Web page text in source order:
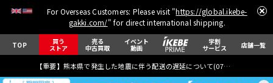
For Overseas Customers: Please visit "https://global.ikebe-
gakki.com/" for direct international shipping.
TOP 買う
ストア
売る
中古買取
イベント
動画
学割
サービス 店舗一覧
【重要】熊本県で発生した地震に伴う配送の遅延について(07月29日